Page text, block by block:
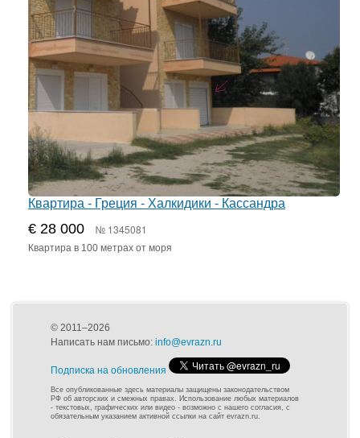
Квартира - Греция - Халкидики - Кассандра
€ 28 000 № 1345081
Квартира в 100 метрах от моря
© 2011–2026
Написать нам письмо: info@evrazn.ru
Подписка на обновления
Все опубликованные здесь материалы защищены законодательством
РФ об авторских и смежных правах. Использование любых материалов
- текстовых, графических или видео - возможно с нашего согласия, с
обязательным указанием активной ссылки на сайт evrazn.ru.